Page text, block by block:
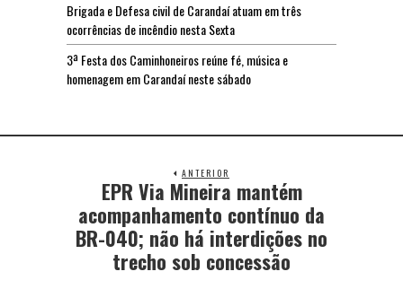
Brigada e Defesa civil de Carandaí atuam em três
ocorrências de incêndio nesta Sexta
3ª Festa dos Caminhoneiros reúne fé, música e
homenagem em Carandaí neste sábado
ANTERIOR
EPR Via Mineira mantém
acompanhamento contínuo da
BR-040; não há interdições no
trecho sob concessão